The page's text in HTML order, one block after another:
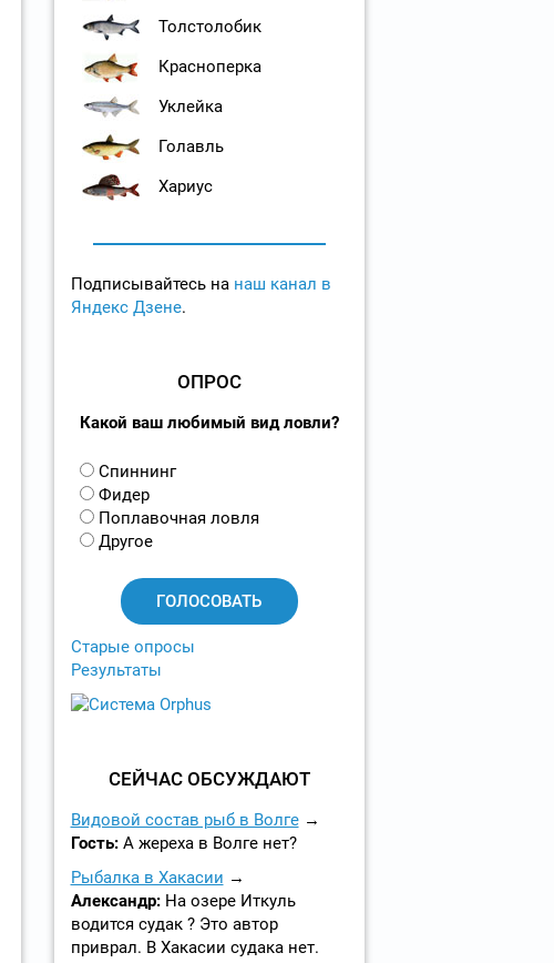
Толстолобик
Красноперка
Уклейка
Голавль
Хариус
Подписывайтесь на наш канал в
Яндекс Дзене.
ОПРОС
Какой ваш любимый вид ловли?
В
а
р
и
Спиннинг
Фидер
Поплавочная ловля
Другое
Старые опросы
Результаты
СЕЙЧАС ОБСУЖДАЮТ
Видовой состав рыб в Волге
Гость: А жереха в Волге нет?
Рыбалка в Хакасии
Александр: На озере Иткуль
водится судак ? Это автор
приврал. В Хакасии судака нет.